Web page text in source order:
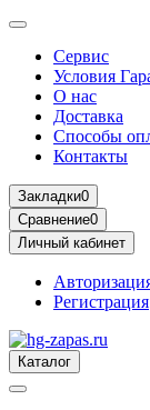
Сервис
Условия
О нас
Доставка
Способы
Контакты
Закладки0
Сравнение0
Личный кабинет
Регистрация
Каталог